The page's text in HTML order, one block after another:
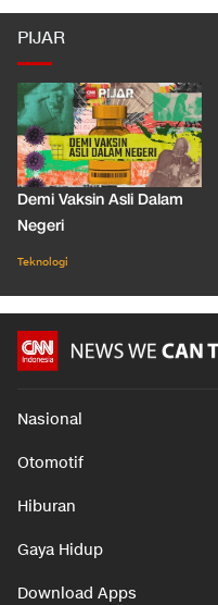
PIJAR
Demi Vaksin Asli Dalam
Negeri
Teknologi
Nasional
Otomotif
Hiburan
Gaya Hidup
Download Apps